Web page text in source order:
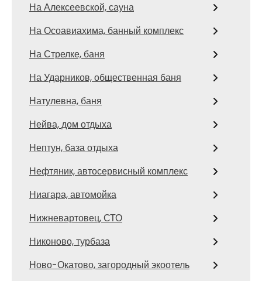
На Алексеевской, сауна
На Осоавиахима, банный комплекс
На Стрелке, баня
На Ударников, общественная баня
Натулевна, баня
Нейва, дом отдыха
Нептун, база отдыха
Нефтяник, автосервисный комплекс
Ниагара, автомойка
Нижневартовец, СТО
Никоново, турбаза
Ново-Окатово, загородный экоотель